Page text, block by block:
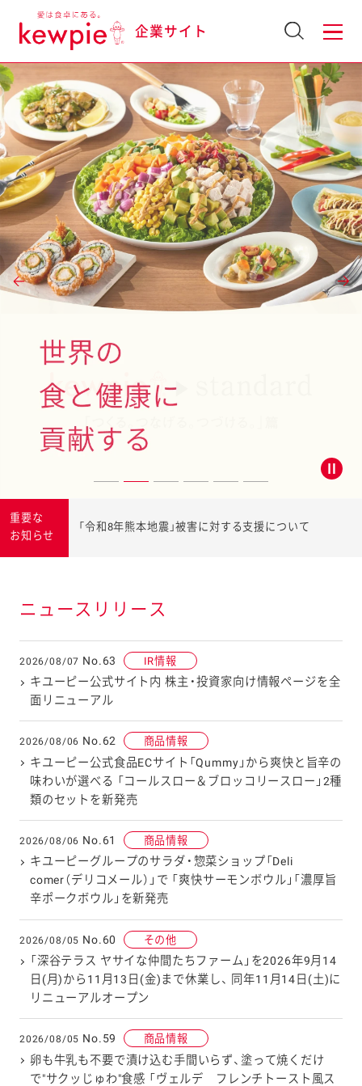
企業サイト
GROUP BUSINESS
グループの事業
食育活動
重要な
お知らせ
「令和8年熊本地震」被害に対する支援について
ニュースリリース
2026/08/07 No.63 IR情報
キユーピー公式サイト内 株主・投資家向け情報ページを全
面リニューアル
2026/08/06 No.62 商品情報
キユーピー公式食品ECサイト「Qummy」から爽快と旨辛の
味わいが選べる 「コールスロー＆ブロッコリースロー」2種
類のセットを新発売
2026/08/06 No.61 商品情報
キユーピーグループのサラダ・惣菜ショップ「Deli
comer（デリコメール）」で 「爽快サーモンボウル」「濃厚旨
辛ポークボウル」を新発売
2026/08/05 No.60 その他
「深谷テラス ヤサイな仲間たちファーム」を2026年9月14
日(月)から11月13日(金)まで休業し、 同年11月14日(土)に
リニューアルオープン
2026/08/05 No.59 商品情報
卵も牛乳も不要で漬け込む手間いらず、塗って焼くだけ
で"サクッじゅわ"食感 「ヴェルデ フレンチトースト風ス